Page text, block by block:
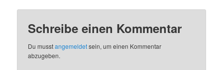
Schreibe einen Kommentar
Du musstangemeldetsein, um einen Kommentar
abzugeben.